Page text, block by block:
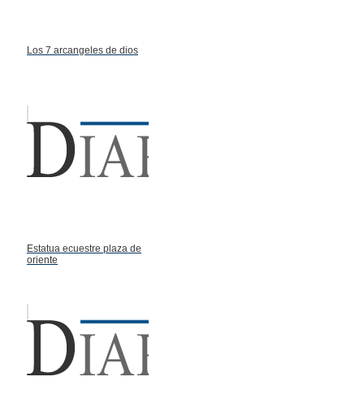
Los 7 arcangeles de dios
Estatua ecuestre plaza de
oriente